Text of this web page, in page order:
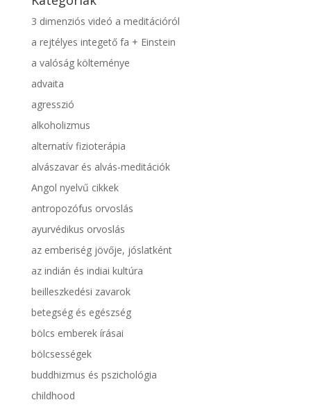
3 dimenziós videó a meditációról
a rejtélyes integető fa + Einstein
a valóság költeménye
advaita
agresszió
alkoholizmus
alternatív fizioterápia
alvászavar és alvás-meditációk
Angol nyelvű cikkek
antropozófus orvoslás
ayurvédikus orvoslás
az emberiség jövője, jóslatként
az indián és indiai kultúra
beilleszkedési zavarok
betegség és egészség
bölcs emberek írásai
bölcsességek
buddhizmus és pszichológia
childhood